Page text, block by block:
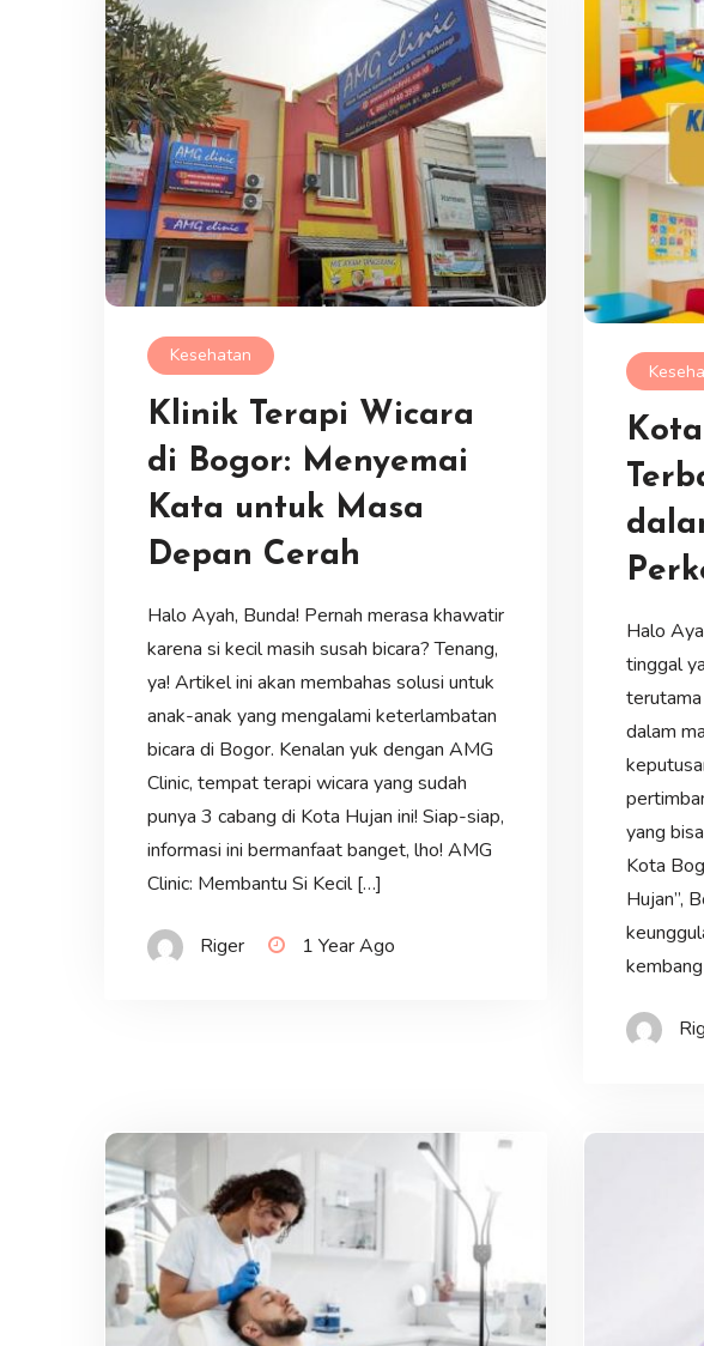
Kesehatan
Klinik Terapi Wicara
di Bogor: Menyemai
Kata untuk Masa
Depan Cerah
Halo Ayah, Bunda! Pernah merasa khawatir
karena si kecil masih susah bicara? Tenang,
ya! Artikel ini akan membahas solusi untuk
anak-anak yang mengalami keterlambatan
bicara di Bogor. Kenalan yuk dengan AMG
Clinic, tempat terapi wicara yang sudah
punya 3 cabang di Kota Hujan ini! Siap-siap,
informasi ini bermanfaat banget, lho! AMG
Clinic: Membantu Si Kecil […]
Riger 1 Year Ago
Halo
tinggal
dalam
yang
Kota
Hujan”,